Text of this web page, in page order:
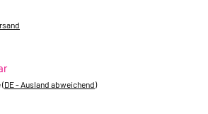
(DE - Ausland abweichend)